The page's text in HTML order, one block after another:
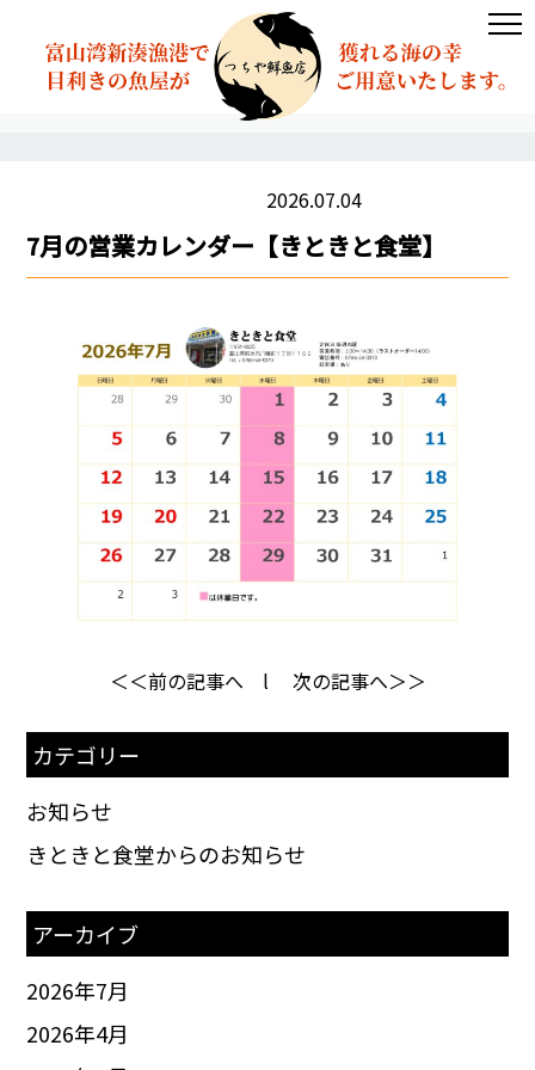
2026.07.04
7月の営業カレンダー【きときと食堂】
＜＜前の記事へ l 次の記事へ＞＞
カテゴリー
お知らせ
きときと食堂からのお知らせ
アーカイブ
2026年7月
2026年4月